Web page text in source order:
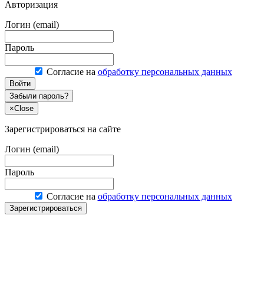
Авторизация
Логин (email)
Пароль
Согласие на обработку персональных данных
Войти
Забыли пароль?
×Close
Зарегистрироваться на сайте
Логин (email)
Пароль
Согласие на обработку персональных данных
Зарегистрироваться